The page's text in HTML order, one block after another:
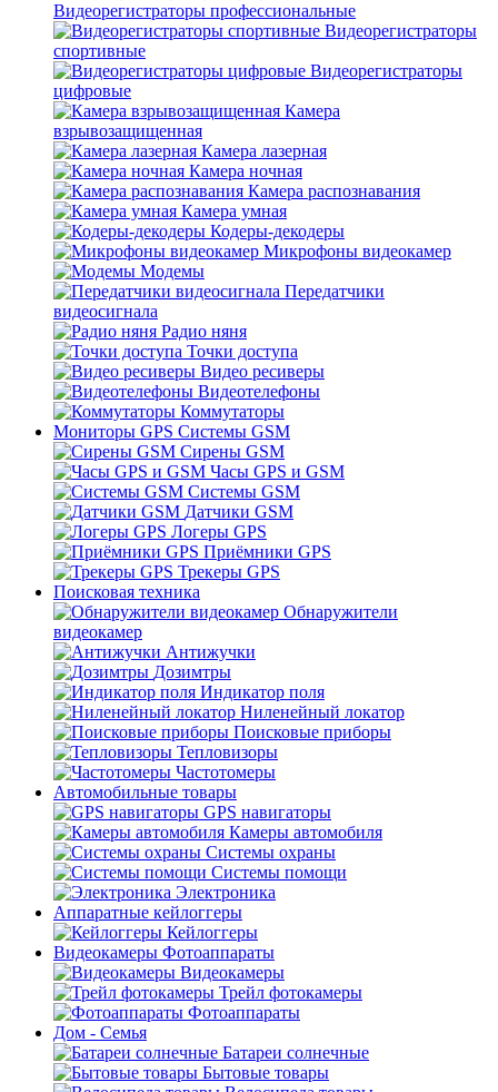
Видеорегистраторы профессиональные
Видеорегистраторы
спортивные
Видеорегистраторы
цифровые
Камера
взрывозащищенная
Камера лазерная
Камера ночная
Камера распознавания
Камера умная
Кодеры-декодеры
Микрофоны видеокамер
Модемы
Передатчики
видеосигнала
Радио няня
Точки доступа
Видео ресиверы
Видеотелефоны
Коммутаторы
Мониторы GPS Системы GSM
Сирены GSM
Часы GPS и GSM
Системы GSM
Датчики GSM
Логеры GPS
Приёмники GPS
Трекеры GPS
Поисковая техника
Обнаружители
видеокамер
Антижучки
Дозимтры
Индикатор поля
Ниленейный локатор
Поисковые приборы
Тепловизоры
Частотомеры
Автомобильные товары
GPS навигаторы
Камеры автомобиля
Системы охраны
Системы помощи
Электроника
Аппаратные кейлоггеры
Кейлоггеры
Видеокамеры Фотоаппараты
Видеокамеры
Трейл фотокамеры
Фотоаппараты
Дом - Семья
Батареи солнечные
Бытовые товары